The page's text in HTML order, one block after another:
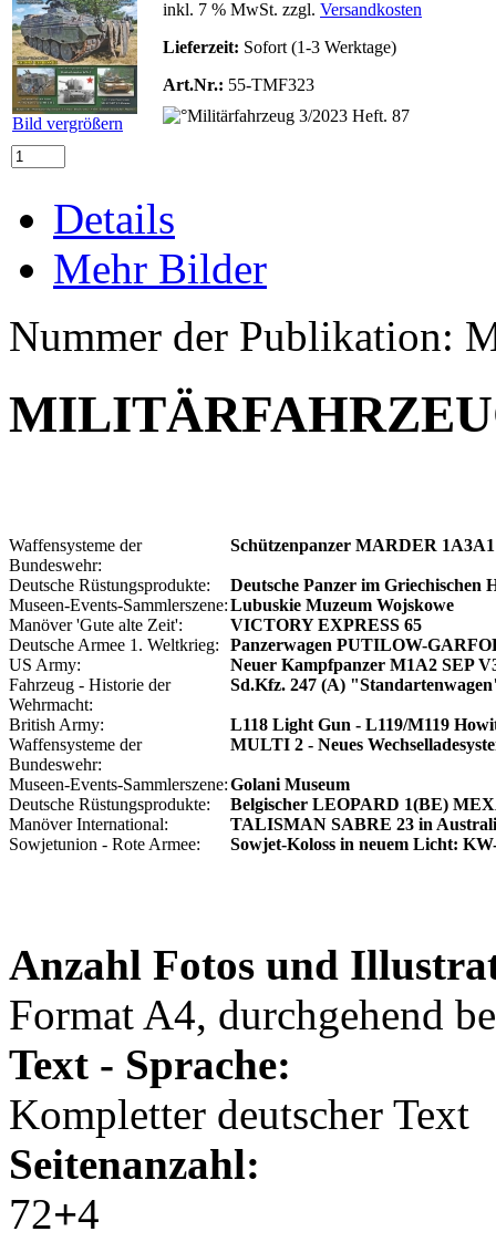
Bild vergrößern
inkl. 7 % MwSt. zzgl. Versandkosten
Lieferzeit: Sofort (1-3 Werktage)
Art.Nr.: 55-TMF323
Details
Mehr Bilder
Nummer der Publikation:
Waffensysteme der
Bundeswehr:
Schützenpanzer MARDER
Deutsche Rüstungsprodukte:
Deutsche Panzer im Griechischen
Museen-Events-Sammlerszene:Lubuskie Muzeum Wojskowe
Manöver 'Gute alte Zeit':
VICTORY EXPRESS 65
Deutsche Armee 1. Weltkrieg:
Panzerwagen PUTILOW-
US Army:
Neuer Kampfpanzer M1A2 SEP
Fahrzeug - Historie der
Wehrmacht:
Sd.Kfz. 247 (A)
British Army:
L118 Light Gun - L119/M119
Waffensysteme der
Bundeswehr:
MULTI 2 - Neues
Museen-Events-Sammlerszene:Golani Museum
Deutsche Rüstungsprodukte:
Belgischer LEOPARD 1(BE)
Manöver International:
TALISMAN SABRE 23 in
Sowjetunion - Rote Armee:
Sowjet-Koloss in neuem Licht:
Anzahl Fotos und
Format A4, durchgehend
Text - Sprache:
Kompletter deutscher Text
Seitenanzahl:
72+4